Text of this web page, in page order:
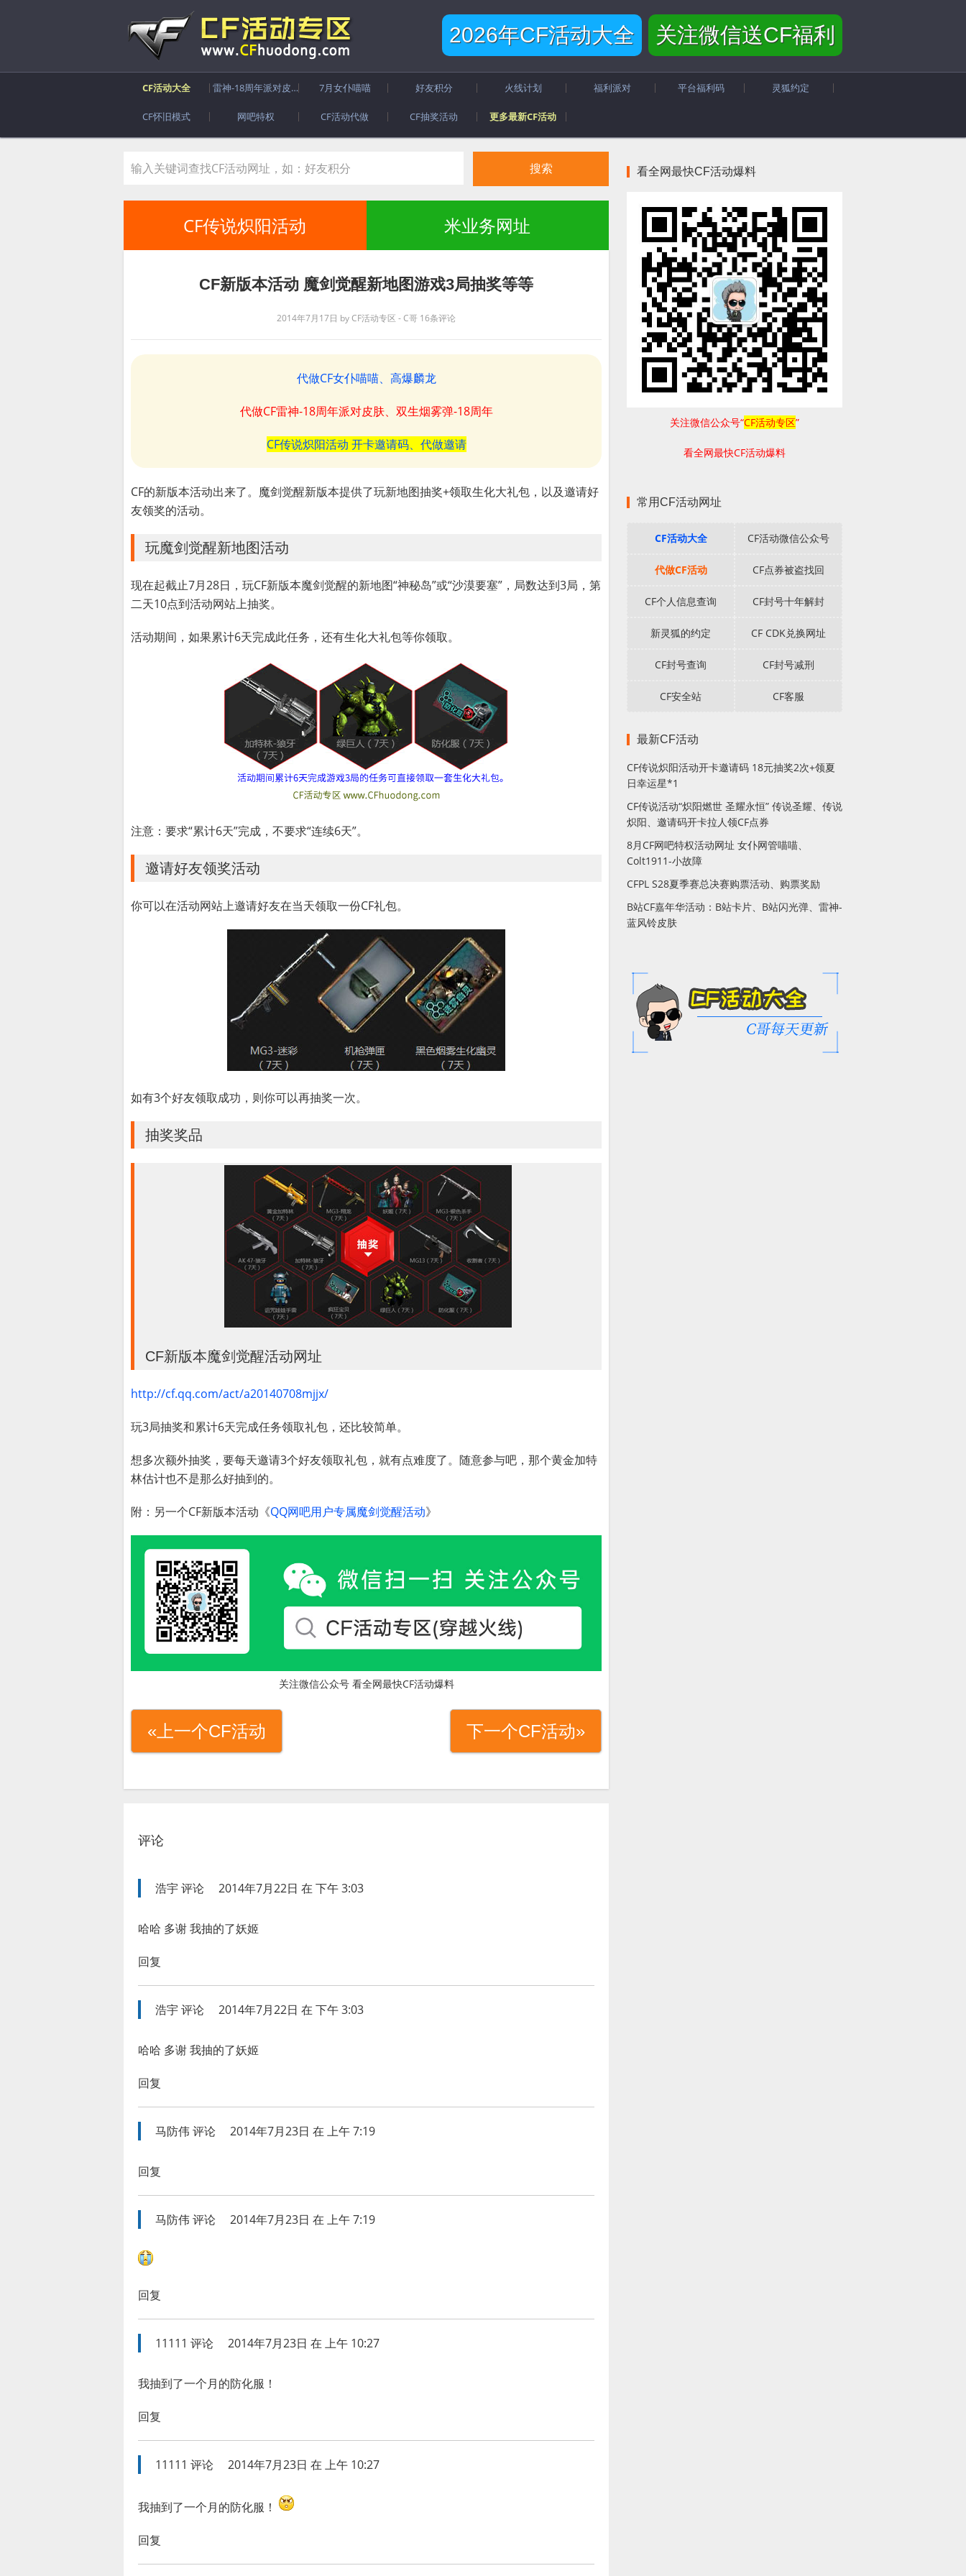
2026年CF活动大全 关注微信送CF福利
CF活动大全 雷神-18周年派对皮肤 7月女仆喵喵 好友积分 火线计划 福利派对 平台福利码 灵狐约定
CF怀旧模式 网吧特权 CF活动代做 CF抽奖活动 更多最新CF活动
CF传说炽阳活动 米业务网址
CF新版本活动 魔剑觉醒新地图游戏3局抽奖等等
2014年7月17日 byCF活动专区 - C哥 16条评论
代做CF女仆喵喵、高爆麟龙
代做CF雷神-18周年派对皮肤、双生烟雾弹-18周年
CF传说炽阳活动 开卡邀请码、代做邀请
CF的新版本活动出来了。魔剑觉醒新版本提供了玩新地图抽奖+领取生化大礼包，以及邀请好
友领奖的活动。
玩魔剑觉醒新地图活动
现在起截止7月28日，玩CF新版本魔剑觉醒的新地图“神秘岛”或“沙漠要塞”，局数达到3局，第
二天10点到活动网站上抽奖。
活动期间，如果累计6天完成此任务，还有生化大礼包等你领取。
注意：要求“累计6天”完成，不要求“连续6天”。
邀请好友领奖活动
你可以在活动网站上邀请好友在当天领取一份CF礼包。
如有3个好友领取成功，则你可以再抽奖一次。
抽奖奖品
CF新版本魔剑觉醒活动网址
http://cf.qq.com/act/a20140708mjjx/
玩3局抽奖和累计6天完成任务领取礼包，还比较简单。
想多次额外抽奖，要每天邀请3个好友领取礼包，就有点难度了。随意参与吧，那个黄金加特
林估计也不是那么好抽到的。
附：另一个CF新版本活动《QQ网吧用户专属魔剑觉醒活动》
关注微信公众号 看全网最快CF活动爆料
«上一个CF活动 下一个CF活动»
评论
浩宇评论 2014年7月22日 在 下午 3:03
哈哈 多谢 我抽的了妖姬
回复
浩宇评论 2014年7月22日 在 下午 3:03
哈哈 多谢 我抽的了妖姬
回复
马防伟评论 2014年7月23日 在 上午 7:19
回复
马防伟评论 2014年7月23日 在 上午 7:19
回复
11111 评论 2014年7月23日 在 上午 10:27
我抽到了一个月的防化服！
回复
11111 评论 2014年7月23日 在 上午 10:27
我抽到了一个月的防化服！
回复
看全网最快CF活动爆料
关注微信公众号“CF活动专区”
看全网最快CF活动爆料
常用CF活动网址
CF活动大全 CF活动微信公众号
代做CF活动 CF点券被盗找回
CF个人信息查询 CF封号十年解封
新灵狐的约定 CF CDK兑换网址
CF封号查询 CF封号减刑
CF安全站 CF客服
最新CF活动
CF传说炽阳活动开卡邀请码 18元抽奖2次+领夏
日幸运星*1
CF传说活动“炽阳燃世 圣耀永恒” 传说圣耀、传说
炽阳、邀请码开卡拉人领CF点券
8月CF网吧特权活动网址 女仆网管喵喵、
Colt1911-小故障
CFPL S28夏季赛总决赛购票活动、购票奖励
B站CF嘉年华活动：B站卡片、B站闪光弹、雷神-
蓝风铃皮肤